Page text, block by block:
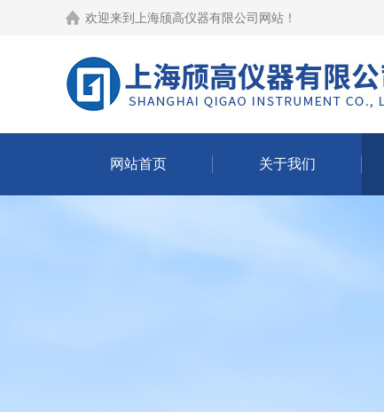
欢迎来到 上海颀高仪器有限公司网站 ！
网站首页 关于我们